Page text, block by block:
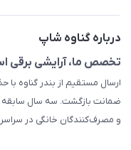
تست و مرجوعی
رهگیری مرسولات پستی
قوانین ما
درباره گناوه شاپ
تخصص ما، آرایشی برقی
ضمانت بازگشت. سه سال سابقه
و مصرف‌کنندگان خانگی در سراسر